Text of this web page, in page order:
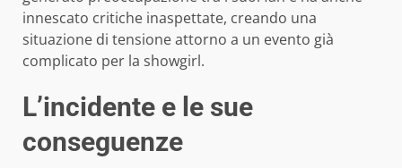
innescato critiche inaspettate, creando una
situazione di tensione attorno a un evento già
complicato per la showgirl.
L’incidente e le sue
conseguenze